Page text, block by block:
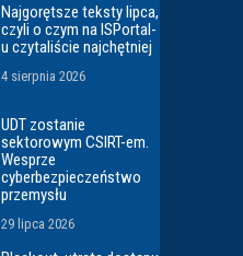
Najgorętsze teksty lipca,
czyli o czym na ISPortal-
u czytaliście najchętniej
4 sierpnia 2026
UDT zostanie
sektorowym CSIRT-em.
Wesprze
cyberbezpieczeństwo
przemysłu
29 lipca 2026